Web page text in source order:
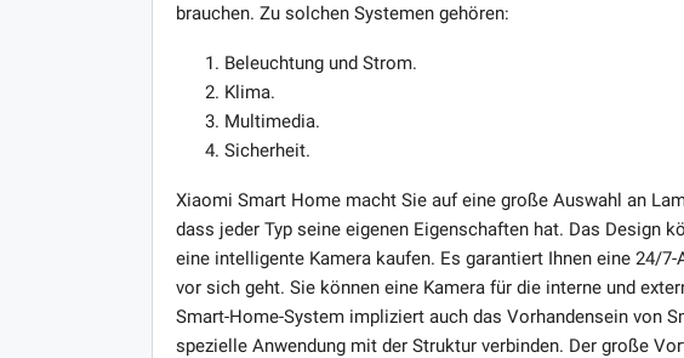
brauchen. Zu solchen Systemen gehören:
Beleuchtung und Strom.
Klima.
Multimedia.
Sicherheit.
Xiaomi Smart Home macht Sie auf eine große Auswahl an
dass jeder Typ seine eigenen Eigenschaften hat. Das Design
eine intelligente Kamera kaufen. Es garantiert Ihnen eine 24/
vor sich geht. Sie können eine Kamera für die interne und
Smart-Home-System impliziert auch das Vorhandensein von
spezielle Anwendung mit der Struktur verbinden. Der große